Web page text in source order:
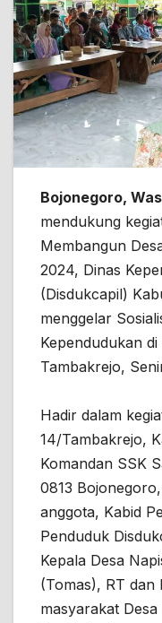
Bojonegoro,
mendukung
Membangun
2024, Dinas
(Disdukcapil)
menggelar
Kependudukan
Tambakrejo,
Hadir dalam
14/Tambakrejo,
Komandan SSK
0813
anggota, Kabid
Penduduk
Kepala Desa
(Tomas), RT dan
masyarakat